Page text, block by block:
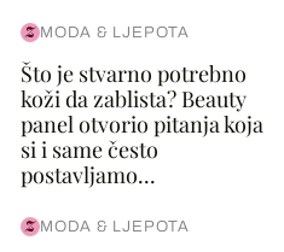
MODA & LJEPOTA
Što je stvarno potrebno
koži da zablista? Beauty
panel otvorio pitanja koja
si i same često
postavljamo...
MODA & LJEPOTA